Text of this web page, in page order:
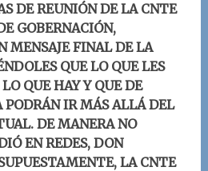
DE REUNIÓN DE LA CNTE
GOBERNACIÓN,
MENSAJE FINAL DE LA
QUE LO QUE LES
QUE HAY Y QUE DE
IR MÁS ALLÁ DEL
DE MANERA NO
EN REDES, DON
LA CNTE